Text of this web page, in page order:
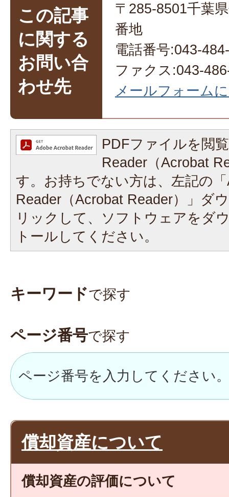
この記事
に関する
お問い合
わせ先
〒285-8501千葉
番地
電話番号:043-
ファクス:043-
メールフォーム
PDFファイルを閲
Reader（Acrobat
す。お持ちでない方は、左記の
Reader（Acrobat Reader）」ダ
リックして、ソフトウェアをダ
トールしてください。
キーワードで探す
ページ番号で探す
償却資産について
償却資産の評価について